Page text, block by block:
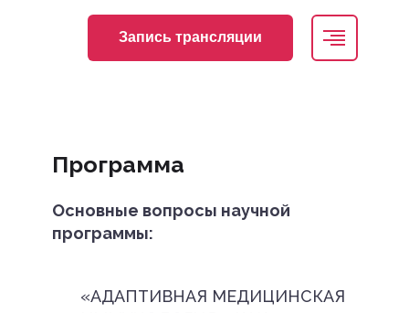
Запись трансляции
Программа
Основные вопросы научной
программы:
«АДАПТИВНАЯ МЕДИЦИНСКАЯ